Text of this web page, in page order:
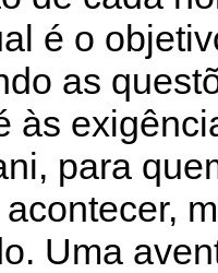
é o
as
às
para
Uma